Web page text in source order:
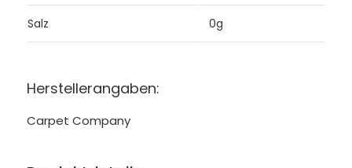
Salz 0g
Herstellerangaben:
Carpet Company